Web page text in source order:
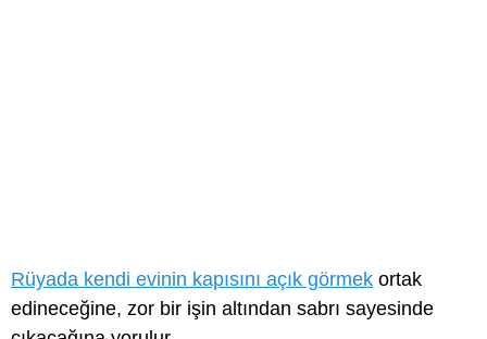
Rüyada kendi evinin kapısını açık görmek ortak
edineceğine, zor bir işin altından sabrı sayesinde